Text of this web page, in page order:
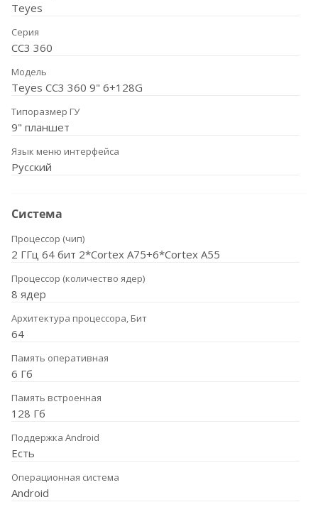
Teyes
Серия
CC3 360
Модель
Teyes CC3 360 9" 6+128G
Типоразмер ГУ
9" планшет
Язык меню интерфейса
Русский
Система
Процессор (чип)
2 ГГц 64 бит 2*Cortex A75+6*Cortex A55
Процессор (количество ядер)
8 ядер
Архитектура процессора, Бит
64
Память оперативная
6 Гб
Память встроенная
128 Гб
Поддержка Android
Есть
Операционная система
Android